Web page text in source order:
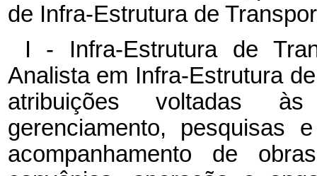
de Infra-Estrutura de
I - Infra-Estrutura de
Analista em Infra-Estrutura
atribuições voltadas
gerenciamento, pesquisas
acompanhamento de